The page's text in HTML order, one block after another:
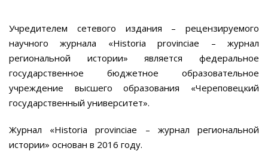
Учредителем сетевого издания – рецензируемого
научного журнала «Historia provinciae – журнал
региональной истории» является федеральное
государственное бюджетное образовательное
учреждение высшего образования «Череповецкий
государственный университет».
Журнал «Historia provinciae – журнал региональной
истории» основан в 2016 году.